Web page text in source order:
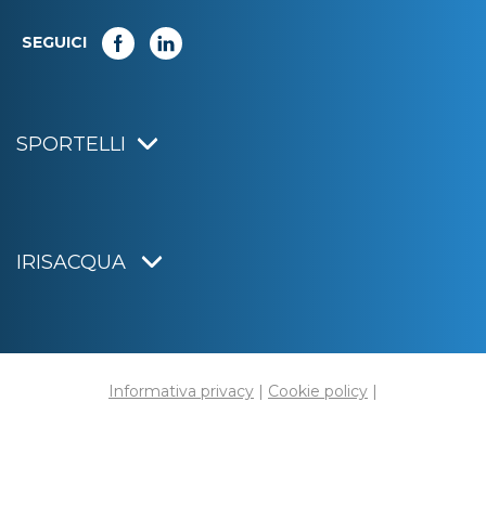
SEGUICI
SPORTELLI
IRISACQUA
Informativa privacy | Cookie policy |